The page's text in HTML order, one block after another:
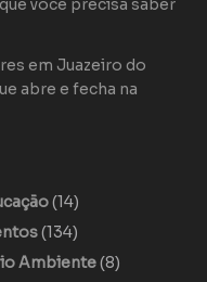
você precisa saber
em Juazeiro do
abre e fecha na
(14)
(134)
Ambiente(8)